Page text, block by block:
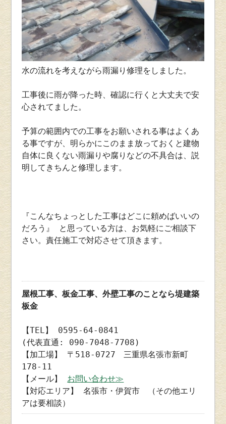
水の流れを考えながら雨漏り修理をしました。
工事後に雨が降った時、確認に行くと大丈夫で安
心されてました。
予算の範囲内での工事をお願いされる事はよくあ
る事ですが、明らかにこのまま放っておくと建物
自体に良くない雨漏りや腐りなどの不具合は、説
明してきちんと修理します。
『こんなちょっとした工事はどこに頼めばいいの
だろう』 と思っている方は、お気軽にご相談下
さい。責任施工で対応させて頂きます。
屋根工事、板金工事、外壁工事のことなら堤建築
板金
【TEL】 0595-64-0841
(代表直通: 090-7048-7708)
【加工場】 〒518-0727 三重県名張市新町
178-11
【メール】 お問い合わせ≫
【対応エリア】 名張市・伊賀市 （その他エリ
アは要相談）